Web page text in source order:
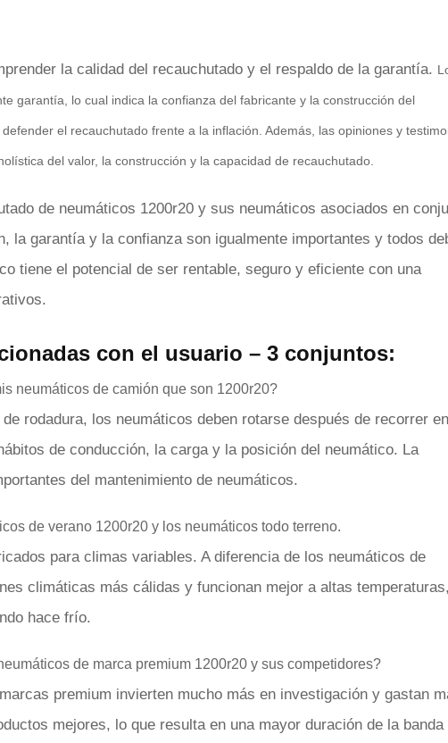
la calidad del recauchutado y el respaldo de la garantía.
garantía, lo cual indica la confianza del fabricante y la construcción del
el recauchutado frente a la inflación. Además, las opiniones y
del valor, la construcción y la capacidad de recauchutado.
de neumáticos 1200r20 y sus neumáticos asociados en
la garantía y la confianza son igualmente importantes y todos
tiene el potencial de ser rentable, seguro y eficiente con una
con el usuario – 3 conjuntos:
neumáticos de camión que son 1200r20?
rodadura, los neumáticos deben rotarse después de recorrer
de conducción, la carga y la posición del neumático. La
del mantenimiento de neumáticos.
de verano 1200r20 y los neumáticos todo terreno.
para climas variables. A diferencia de los neumáticos de
climáticas más cálidas y funcionan mejor a altas
hace frío.
de marca premium 1200r20 y sus competidores?
premium invierten mucho más en investigación y gastan
mejores, lo que resulta en una mayor duración de la banda